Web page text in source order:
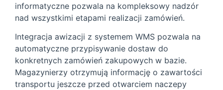
informatyczne pozwala na kompleksowy nadzór
nad wszystkimi etapami realizacji zamówień.
Integracja awizacji z systemem WMS pozwala na
automatyczne przypisywanie dostaw do
konkretnych zamówień zakupowych w bazie.
Magazynierzy otrzymują informację o zawartości
transportu jeszcze przed otwarciem naczepy